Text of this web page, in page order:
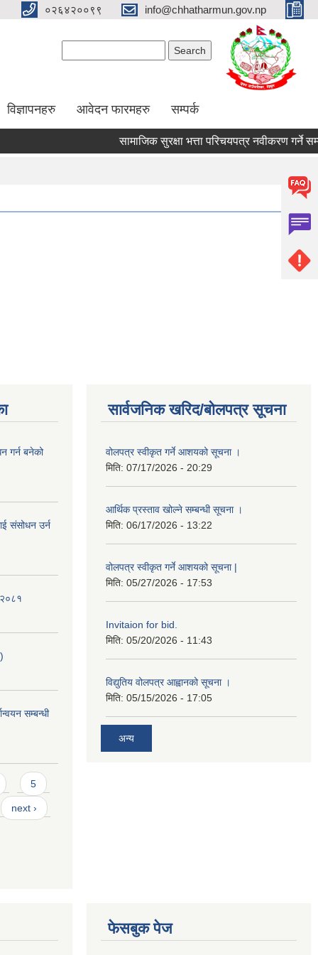
०२६४२००९९ info@chhatharmun.gov.np
विज्ञापनहरु आवेदन फारमहरु सम्पर्क
सामाजिक सुरक्षा भत्ता परिचयपत्र नवीकरण गर्ने
गर्न बनेको
संसोधन उर्न
२०८१
सम्बन्धी
5
next ›
सार्वजनिक खरिद/बोलपत्र सूचना
वोलपत्र स्वीकृत गर्ने आशयको सूचना ।
मिति: 07/17/2026 - 20:29
आर्थिक प्रस्ताव खोल्ने सम्बन्धी सूचना ।
मिति: 06/17/2026 - 13:22
वोलपत्र स्वीकृत गर्ने आशयको सूचना |
मिति: 05/27/2026 - 17:53
Invitaion for bid.
मिति: 05/20/2026 - 11:43
विद्युतिय वोलपत्र आह्वानको सूचना ।
मिति: 05/15/2026 - 17:05
अन्य
फेसबुक पेज